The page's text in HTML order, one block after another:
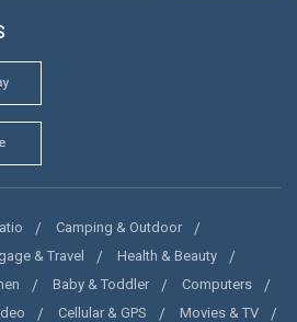
Camping & Outdoor
& Travel
Health & Beauty
Baby & Toddler
Computers
Cellular & GPS Movies & TV